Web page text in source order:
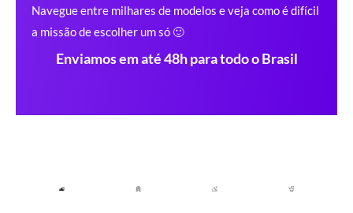
Navegue entre milhares de modelos e veja como é difícil
a missão de escolher um só 🙂
Enviamos em até 48h para todo o Brasil